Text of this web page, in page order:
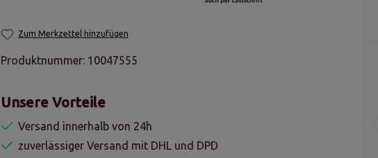
Zum Merkzettel hinzufügen
Produktnummer: 10047555
Unsere Vorteile
Versand innerhalb von 24h
zuverlässiger Versand mit DHL und DPD